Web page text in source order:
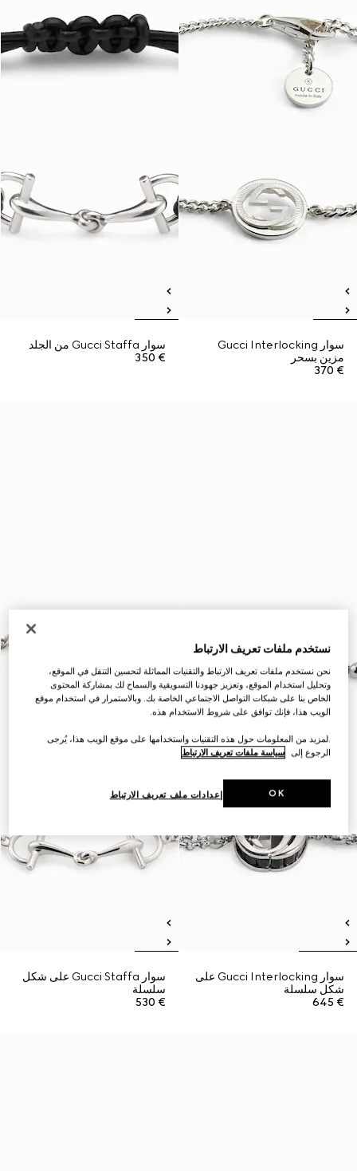
سوار Gucci Interlocking
مزين بسحر
€ 370
سوار Gucci Staffa من الجلد
€ 350
سوار Gucci Interlocking على
شكل سلسلة
€ 645
سوار Gucci Staffa على شكل
سلسلة
€ 530
نستخدم ملفات تعريف الارتباط
نحن نستخدم ملفات تعريف الارتباط والتقنيات المماثلة لتحسين التنقل في الموقع،
وتحليل استخدام الموقع، وتعزيز جهودنا التسويقية والسماح لك بمشاركة المحتوى
الخاص بنا على شبكات التواصل الاجتماعي الخاصة بك. وبالاستمرار في استخدام موقع
الويب هذا، فإنك توافق على شروط الاستخدام هذه.
.لمزيد من المعلومات حول هذه التقنيات واستخدامها على موقع الويب هذا، يُرجى
الرجوع إلى سياسة ملفات تعريف الارتباط
إعدادات ملف تعريف الارتباط OK